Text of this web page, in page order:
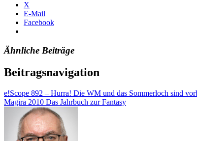
X
E-Mail
Facebook
Ähnliche Beiträge
Beitragsnavigation
e!Scope 892 – Hurra! Die WM und das Sommerloch sind
Magira 2010 Das Jahrbuch zur Fantasy